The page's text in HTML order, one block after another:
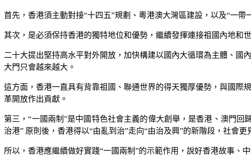
首先，香港須主動對接“十四五”規劃、粵港澳大灣區建設，以及“一
其次，是必須保持香港的獨特地位和優勢，繼續發揮連接祖國內地和
二十大提出堅持高水平對外開放，加快構建以國內大循環為主體、國
大門只會越來越大。
這方面，香港一直具有背靠祖國、聯通世界的得天獨厚優勢，與國際
革開放作出貢獻。
第三，“一國兩制”是中國特色社會主義的偉大創舉，是香港、澳門
治港” 原則後，香港得以“由亂到治”走向“由治及興”的新階段，社會更
所以，香港應繼續做好實踐“一國兩制”的示範作用，說好香港故事、